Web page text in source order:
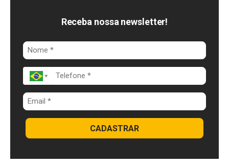
o
o
k
I
n
A
p
p
Receba nossa newsletter!
CADASTRAR